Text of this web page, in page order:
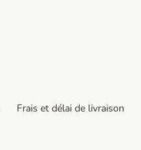
Frais et délai de livraison